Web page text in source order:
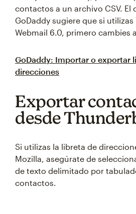
contactos a un archivo CSV. El
GoDaddy sugiere que si utilizas
Webmail 6.0, primero cambies
GoDaddy: Importar o exportar
direcciones
Exportar
desde
Si utilizas la libreta de
Mozilla, asegúrate de
de texto delimitado por
contactos.